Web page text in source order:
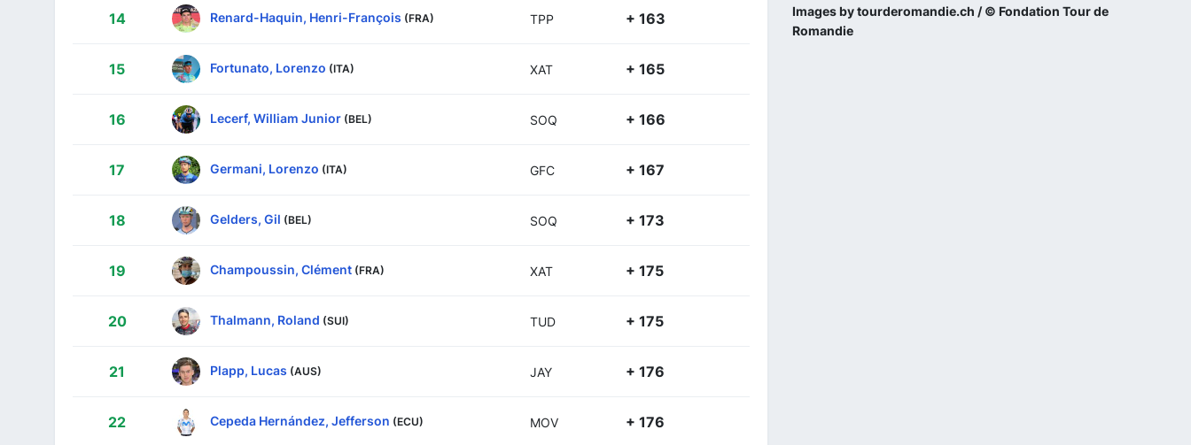
14 Renard-Haquin, Henri-François (FRA) TPP + 163
15 Fortunato, Lorenzo (ITA) XAT + 165
16 Lecerf, William Junior (BEL) SOQ + 166
17 Germani, Lorenzo (ITA) GFC + 167
18 Gelders, Gil (BEL) SOQ + 173
19 Champoussin, Clément (FRA) XAT + 175
20 Thalmann, Roland (SUI) TUD + 175
21 Plapp, Lucas (AUS) JAY + 176
22 Cepeda Hernández, Jefferson (ECU) MOV + 176
Images by tourderomandie.ch / © Fondation Tour de
Romandie